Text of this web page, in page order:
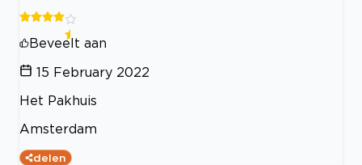
Beveelt aan
15 February 2022
Het Pakhuis
Amsterdam
delen